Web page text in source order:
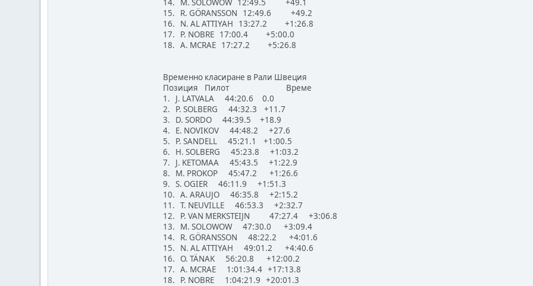
15. R. GÖRANSSON 12:49.6 +49.2
16. N. AL ATTIYAH 13:27.2 +1:26.8
17. P. NOBRE 17:00.4 +5:00.0
18. A. MCRAE 17:27.2 +5:26.8
Временно класиране в Рали Швеция
Позиция Пилот Време
1. J. LATVALA 44:20.6 0.0
2. P. SOLBERG 44:32.3 +11.7
3. D. SORDO 44:39.5 +18.9
4. E. NOVIKOV 44:48.2 +27.6
5. P. SANDELL 45:21.1 +1:00.5
6. H. SOLBERG 45:23.8 +1:03.2
7. J. KETOMAA 45:43.5 +1:22.9
8. M. PROKOP 45:47.2 +1:26.6
9. S. OGIER 46:11.9 +1:51.3
10. A. ARAUJO 46:35.8 +2:15.2
11. T. NEUVILLE 46:53.3 +2:32.7
12. P. VAN MERKSTEIJN 47:27.4 +3:06.8
13. M. SOLOWOW 47:30.0 +3:09.4
14. R. GÖRANSSON 48:22.2 +4:01.6
15. N. AL ATTIYAH 49:01.2 +4:40.6
16. O. TÄNAK 56:20.8 +12:00.2
17. A. MCRAE 1:01:34.4 +17:13.8
18. P. NOBRE 1:04:21.9 +20:01.3